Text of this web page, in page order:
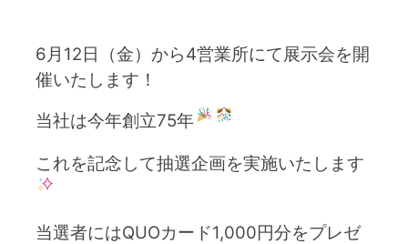
6月12日（金）から4営業所にて展示会を開
催いたします！
当社は今年創立75年
これを記念して抽選企画を実施いたします
当選者にはQUOカード1,000円分をプレゼ